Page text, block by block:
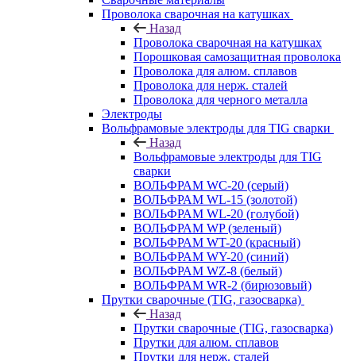
Проволока сварочная на катушках
Назад
Проволока сварочная на катушках
Порошковая самозащитная проволока
Проволока для алюм. сплавов
Проволока для нерж. сталей
Проволока для черного металла
Электроды
Вольфрамовые электроды для TIG сварки
Назад
Вольфрамовые электроды для TIG
сварки
ВОЛЬФРАМ WC-20 (серый)
ВОЛЬФРАМ WL-15 (золотой)
ВОЛЬФРАМ WL-20 (голубой)
ВОЛЬФРАМ WP (зеленый)
ВОЛЬФРАМ WT-20 (красный)
ВОЛЬФРАМ WY-20 (синий)
ВОЛЬФРАМ WZ-8 (белый)
ВОЛЬФРАМ WR-2 (бирюзовый)
Прутки сварочные (TIG, газосварка)
Назад
Прутки сварочные (TIG, газосварка)
Прутки для алюм. сплавов
Прутки для нерж. сталей